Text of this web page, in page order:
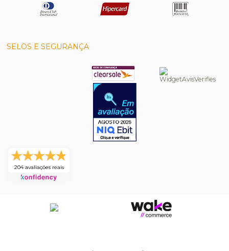
SELOS E SEGURANÇA
204 avaliações reais